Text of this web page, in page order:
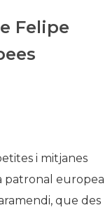
Òrgans Consultius
Estructura Executiva
Organitzacions
Coneix més
Felipe
i mitjanes
patronal europea
que des